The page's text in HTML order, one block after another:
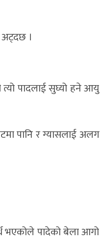
अट्दछ ।
त्यो पादलाई सुघ्यो हने आयु
पानि र ग्यासलाई अलग
भएकोले पादेको बेला आगो